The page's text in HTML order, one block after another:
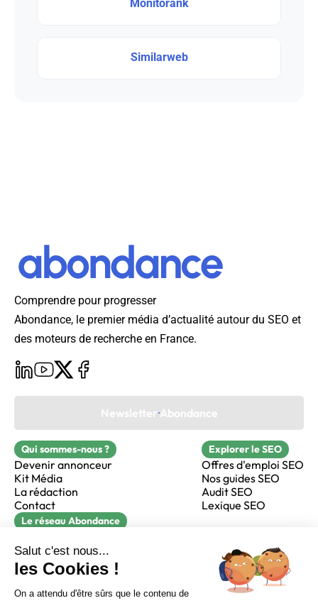
Sur LinkedIn Sur Youtube
Monitorank
Similarweb
Comprendre pour progresser
Abondance, le premier média d’actualité autour du SEO et
des moteurs de recherche en France.
Newsletter Abondance
Qui sommes-nous ?
Devenir annonceur
Kit Média
La rédaction
Contact
Explorer le SEO
Offres d'emploi SEO
Nos guides SEO
Audit SEO
Lexique SEO
Le réseau Abondance
Réacteur
alfie formation